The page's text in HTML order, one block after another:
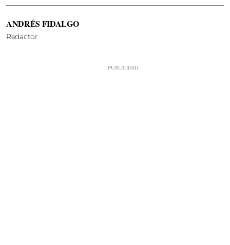
ANDRÉS FIDALGO
Redactor